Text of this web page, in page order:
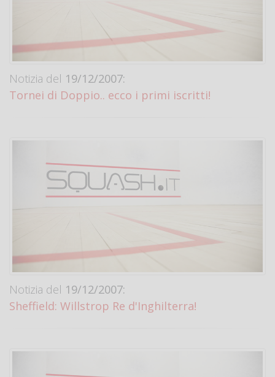
Notizia del 19/12/2007:
Tornei di Doppio.. ecco i primi iscritti!
Notizia del 19/12/2007:
Sheffield: Willstrop Re d'Inghilterra!